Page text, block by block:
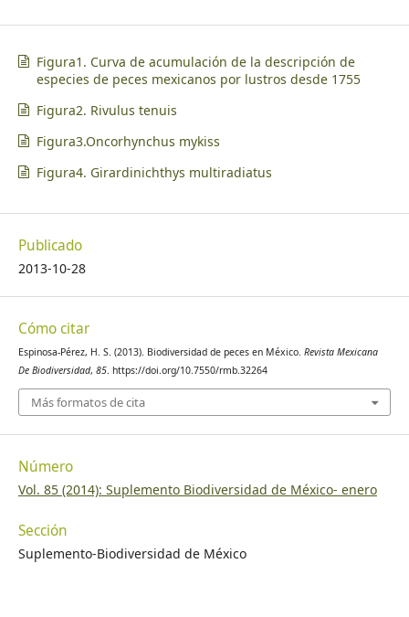
Figura1. Curva de acumulación de la descripción de
especies de peces mexicanos por lustros desde 1755
Figura2. Rivulus tenuis
Figura3.Oncorhynchus mykiss
Figura4. Girardinichthys multiradiatus
Publicado
2013-10-28
Cómo citar
Espinosa-Pérez, H. S. (2013). Biodiversidad de peces en México. Revista Mexicana
De Biodiversidad, 85. https://doi.org/10.7550/rmb.32264
Más formatos de cita
Número
Vol. 85 (2014): Suplemento Biodiversidad de México- enero
Sección
Suplemento-Biodiversidad de México